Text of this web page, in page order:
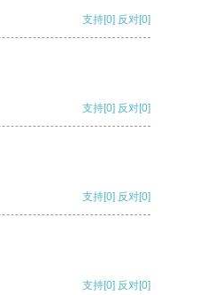
支持[0] 反对[0]
支持[0] 反对[0]
支持[0] 反对[0]
支持[0] 反对[0]